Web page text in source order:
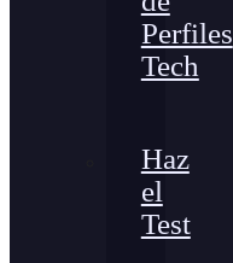
Perfiles
Tech
Haz
el
Test